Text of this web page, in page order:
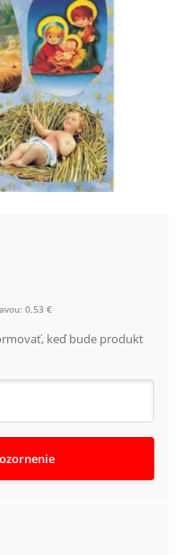
0,53 €
keď bude produkt